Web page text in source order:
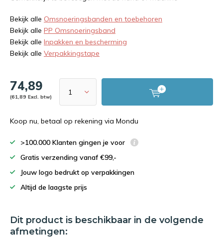
Bekijk alle Omsnoeringsbanden en toebehoren
Bekijk alle PP Omsnoeringsband
Bekijk alle Inpakken en bescherming
Bekijk alle Verpakkingstape
74,89
(61,89 Excl. btw)
Koop nu, betaal op rekening via Mondu
>100.000 Klanten gingen je voor
Gratis verzending vanaf €99,-
Jouw logo bedrukt op verpakkingen
Altijd de laagste prijs
Dit product is beschikbaar in de volgende
afmetingen: